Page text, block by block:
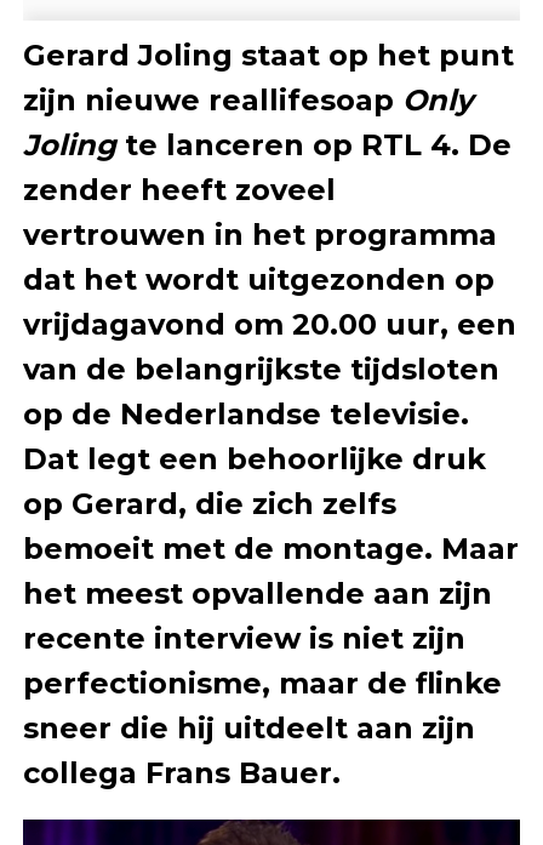
Gerard Joling staat op het punt
zijn nieuwe reallifesoap Only
Jolingte lanceren op RTL 4. De
zender heeft zoveel
vertrouwen in het programma
dat het wordt uitgezonden op
vrijdagavond om 20.00 uur, een
van de belangrijkste tijdsloten
op de Nederlandse televisie.
Dat legt een behoorlijke druk
op Gerard, die zich zelfs
bemoeit met de montage. Maar
het meest opvallende aan zijn
recente interview is niet zijn
perfectionisme, maar de flinke
sneer die hij uitdeelt aan zijn
collega Frans Bauer.